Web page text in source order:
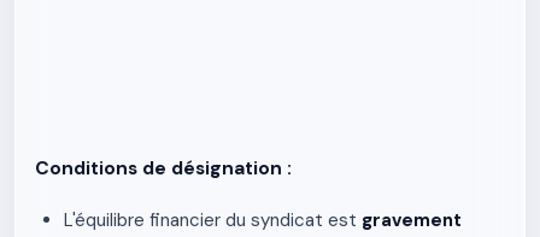
Conditions de désignation :
L'équilibre financier du syndicat est gravement